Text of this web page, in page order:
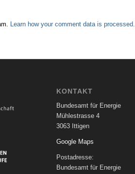
Learn how your comment data is processed.
KONTAKT
Bundesamt für Energie
Mühlestrasse 4
3063 Ittigen
Google Maps
Postadresse:
Bundesamt für Energie